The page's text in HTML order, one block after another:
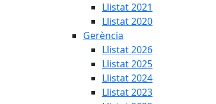
Llistat 2021
Llistat 2020
Gerència
Llistat 2026
Llistat 2025
Llistat 2024
Llistat 2023